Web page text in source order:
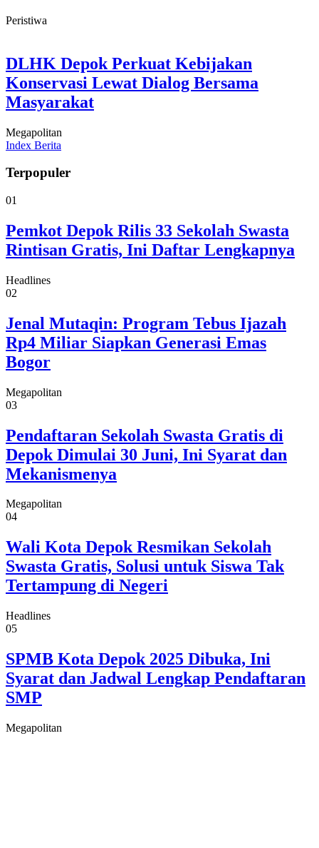
Peristiwa
DLHK Depok Perkuat Kebijakan
Konservasi Lewat Dialog Bersama
Masyarakat
Megapolitan
Index Berita
Terpopuler
01
Pemkot Depok Rilis 33 Sekolah Swasta
Rintisan Gratis, Ini Daftar Lengkapnya
Headlines
02
Jenal Mutaqin: Program Tebus Ijazah
Rp4 Miliar Siapkan Generasi Emas
Bogor
Megapolitan
03
Pendaftaran Sekolah Swasta Gratis di
Depok Dimulai 30 Juni, Ini Syarat dan
Mekanismenya
Megapolitan
04
Wali Kota Depok Resmikan Sekolah
Swasta Gratis, Solusi untuk Siswa Tak
Tertampung di Negeri
Headlines
05
SPMB Kota Depok 2025 Dibuka, Ini
Syarat dan Jadwal Lengkap Pendaftaran
SMP
Megapolitan